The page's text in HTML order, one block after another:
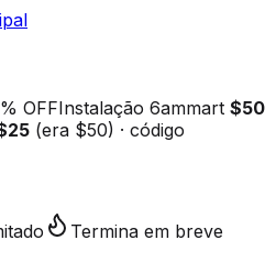
OFFInstalação 6ammart $50
(era $50) · código
Termina em breve